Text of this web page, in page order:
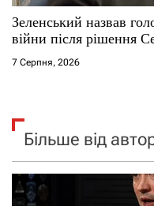
Зеленський назвав
війни після рішення
7 Серпня, 2026
Більше від